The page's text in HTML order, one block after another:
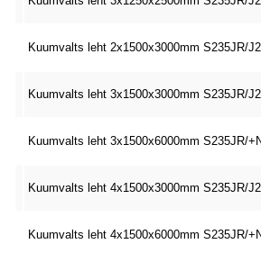
Kuumvalts leht 2x1500x3000mm S235JR/
Kuumvalts leht 3x1500x3000mm S235JR/
Kuumvalts leht 3x1500x6000mm S235JR/
Kuumvalts leht 4x1500x3000mm S235JR/
Kuumvalts leht 4x1500x6000mm S235JR/